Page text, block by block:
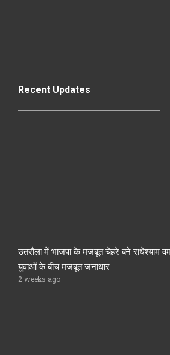
Recent Updates
उतरौला में भाजपा के मजबूत चेहरे बने राधेश्याम
युवाओं के बीच मजबूत जनाधार
2 weeks ago